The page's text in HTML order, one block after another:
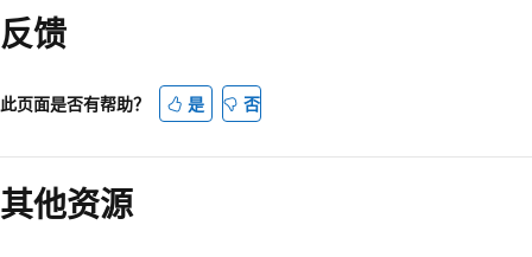
反馈
此页面是否有帮助？ 是 否
其他资源